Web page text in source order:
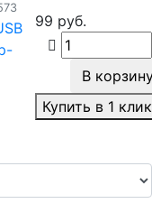
99 руб.
В
Купить в 1 клик